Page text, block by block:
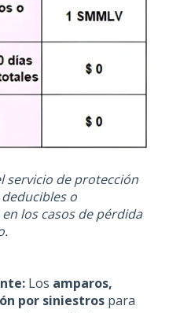
servicio de protección
o
los casos de pérdida
Los amparos,
por siniestros para